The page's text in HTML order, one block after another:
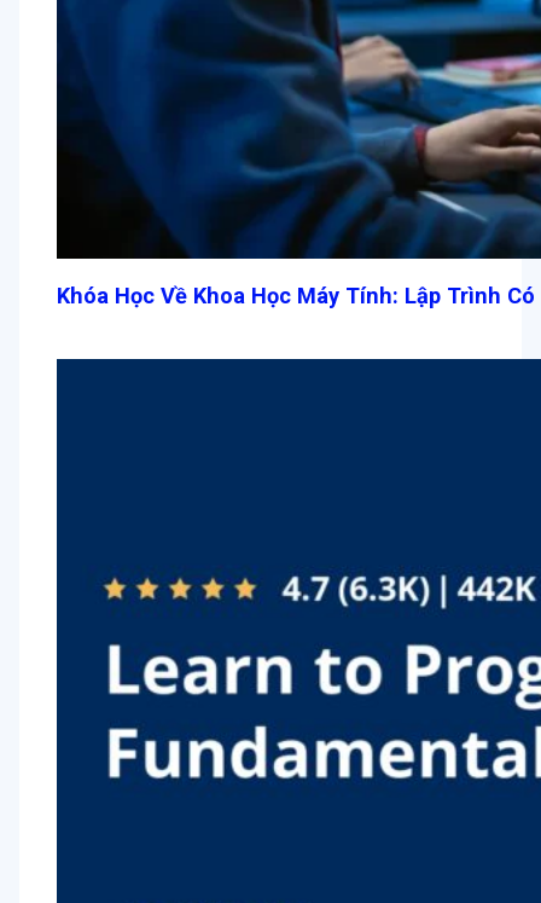
Khóa Học Về Khoa Học Máy Tính: Lập Trình